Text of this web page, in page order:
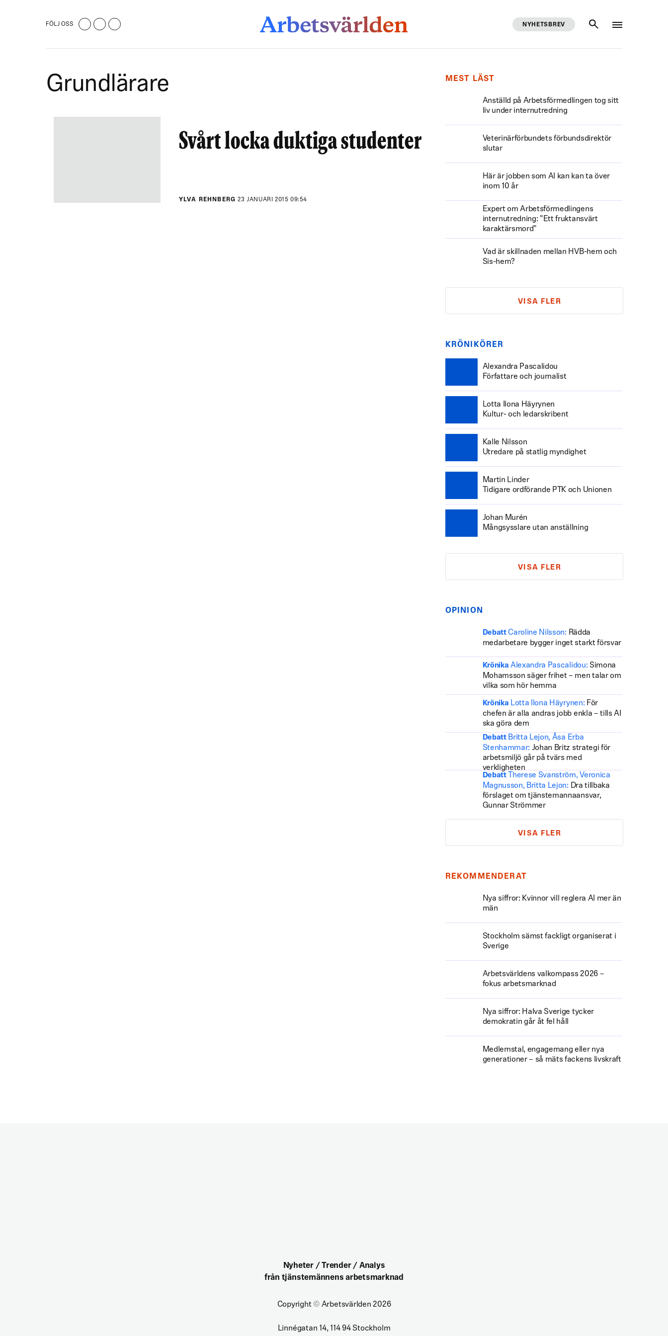
FÖLJ OSS NYHETSBREV
Grundlärare
Svårt locka duktiga studenter
YLVA REHNBERG23 JANUARI 2015 09:54
MEST LÄST
Anställd på Arbetsförmedlingen tog sitt
liv under internutredning
Veterinärförbundets förbundsdirektör
slutar
Här är jobben som AI kan kan ta över
inom 10 år
Expert om Arbetsförmedlingens
internutredning: ”Ett fruktansvärt
karaktärsmord”
Vad är skillnaden mellan HVB-hem och
Sis-hem?
VISA FLER
KRÖNIKÖRER
Alexandra Pascalidou
Författare och journalist
Lotta Ilona Häyrynen
Kultur- och ledarskribent
Kalle Nilsson
Utredare på statlig myndighet
Martin Linder
Tidigare ordförande PTK och Unionen
Johan Murén
Mångsysslare utan anställning
VISA FLER
OPINION
Debatt Caroline Nilsson: Rädda
medarbetare bygger inget starkt försvar
Krönika Alexandra Pascalidou: Simona
Mohamsson säger frihet – men talar om
vilka som hör hemma
Krönika Lotta Ilona Häyrynen: För
chefen är alla andras jobb enkla – tills AI
ska göra dem
Debatt Britta Lejon, Åsa Erba
Stenhammar: Johan Britz strategi för
arbetsmiljö går på tvärs med
verkligheten
Debatt
Therese Svanström, Veronica
Magnusson, Britta Lejon: Dra tillbaka
förslaget om tjänstemannaansvar,
Gunnar Strömmer
VISA FLER
REKOMMENDERAT
Nya siffror: Kvinnor vill reglera AI mer än
män
Stockholm sämst fackligt organiserat i
Sverige
Arbetsvärldens valkompass 2026 –
fokus arbetsmarknad
Nya siffror: Halva Sverige tycker
demokratin går åt fel håll
Medlemstal, engagemang eller nya
generationer – så mäts fackens livskraft
Nyheter / Trender / Analys
från tjänstemännens arbetsmarknad
Copyright ©Arbetsvärlden 2026
Linnégatan 14, 114 94 Stockholm